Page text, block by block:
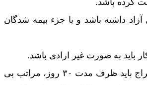
آزاد داشته باشد و یا جزء بیمه شدگان
باید به صورت غیر ارادی باشد.
فرد پس از اخراج باید ظرف مدت ۳۰ روز، مراتب بی